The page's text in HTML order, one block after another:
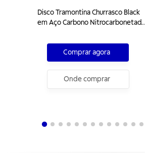
Disco Tramontina Churrasco Black
em Aço Carbono Nitrocarbonetado
Comprar agora
Onde comprar